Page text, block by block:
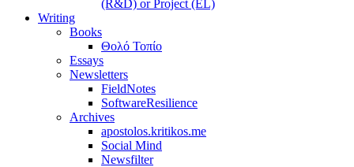
(R&D) or Project (EL)
Writing
Books
Θολό Τοπίο
Essays
Newsletters
FieldNotes
SoftwareResilience
Archives
apostolos.kritikos.me
Social Mind
Newsfilter